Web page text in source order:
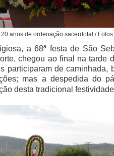
anos de ordenação sacerdotal /
a 68ª festa de São
chegou ao final na tarde
participaram de caminhada,
mas a despedida do
desta tradicional